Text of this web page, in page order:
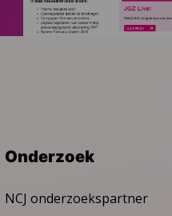
Onderzoek
NCJ onderzoekspartner